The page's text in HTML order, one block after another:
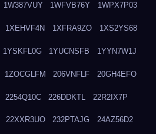
1W387VUY 1WFVB76Y 1WPX7P03
1XEHVF4N 1XFRA9ZO 1XS2YS68
1YSKFL0G 1YUCNSFB 1YYN7W1J
1ZOCGLFM 206VNFLF 20GH4EFO
2254Q10C 226DDKTL 22R2IX7P
22XXR3UO 232PTAJG 24AZ56D2